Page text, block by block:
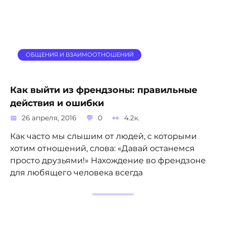
ОБЩЕНИЯ И ВЗАИМООТНОШЕНИЙ
Как выйти из френдзоны: правильные
действия и ошибки
26 апреля, 2016 0 4.2к.
Как часто мы слышим от людей, с которыми
хотим отношений, слова: «Давай останемся
просто друзьями!» Нахождение во френдзоне
для любящего человека всегда